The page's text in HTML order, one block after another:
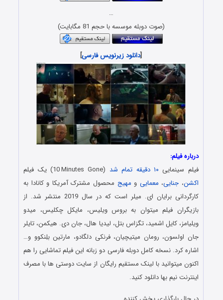
…
(صوت دوبله موسسه با حجم 81 مگابایت)
[دانلود زیرنویس فارسی]
درباره فیلم:
فیلم سینمایی ۱۰ دقیقه تمام شد (10
iMinutes Gone) یک فیلم
اکشن، جنایی، معمایی و مهیج محصول مشترک آمریکا و کانادا به
کارگردانی برایان ای. میلر است که در سال 2019 منتشر شد. از
بازیگران فیلم میتوان به بروس ویلیس، مایکل چکلیس، میدو
ویلیامز، کایل اشمید، تگزاس بتل، لیدیا هال، جان دی. هیکمن، تایلر
جان اولسون، رومان میتیچیان، فرنکی دلگادو، مارتین بلِنکوو و…
اشاره کرد. نسخه کامل دوبله فارسی دو زبانه این فیلم تماشایی را هم
اکنون میتوانید با لینک مستقیم رایگان از سایت دوستی ها با مصرف
اینترنت نیم بها دانلود کنید.